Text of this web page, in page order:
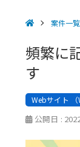
案件一覧
頻繁に
す
Webサイト （
公開日 :